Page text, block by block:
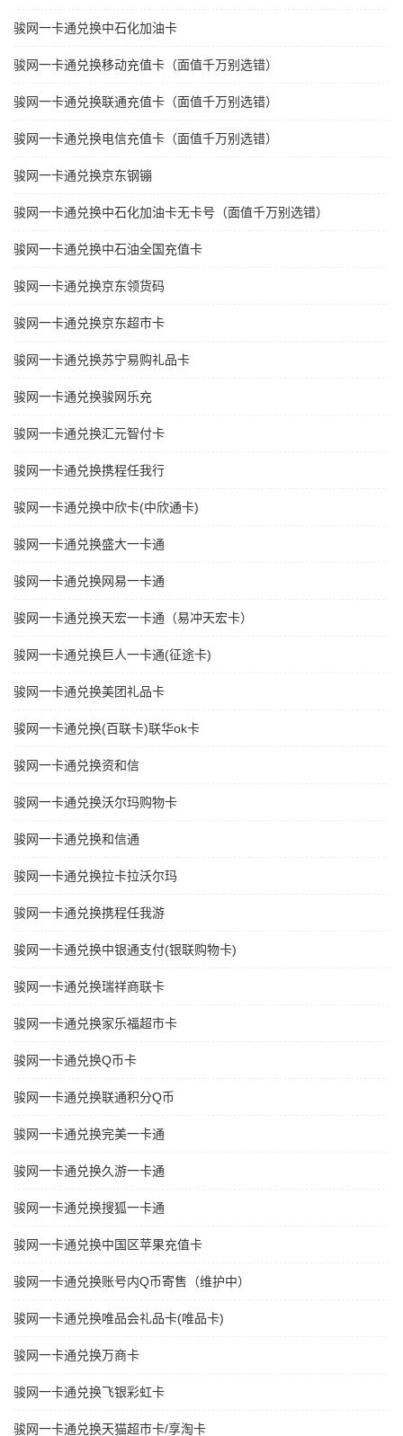
骏网一卡通兑换中石化加油卡
骏网一卡通兑换移动充值卡（面值千万别选错）
骏网一卡通兑换联通充值卡（面值千万别选错）
骏网一卡通兑换电信充值卡（面值千万别选错）
骏网一卡通兑换京东钢镚
骏网一卡通兑换中石化加油卡无卡号（面值千万别选错）
骏网一卡通兑换中石油全国充值卡
骏网一卡通兑换京东领货码
骏网一卡通兑换京东超市卡
骏网一卡通兑换苏宁易购礼品卡
骏网一卡通兑换骏网乐充
骏网一卡通兑换汇元智付卡
骏网一卡通兑换携程任我行
骏网一卡通兑换中欣卡(中欣通卡)
骏网一卡通兑换盛大一卡通
骏网一卡通兑换网易一卡通
骏网一卡通兑换天宏一卡通（易冲天宏卡）
骏网一卡通兑换巨人一卡通(征途卡)
骏网一卡通兑换美团礼品卡
骏网一卡通兑换(百联卡)联华ok卡
骏网一卡通兑换资和信
骏网一卡通兑换沃尔玛购物卡
骏网一卡通兑换和信通
骏网一卡通兑换拉卡拉沃尔玛
骏网一卡通兑换携程任我游
骏网一卡通兑换中银通支付(银联购物卡)
骏网一卡通兑换瑞祥商联卡
骏网一卡通兑换家乐福超市卡
骏网一卡通兑换Q币卡
骏网一卡通兑换联通积分Q币
骏网一卡通兑换完美一卡通
骏网一卡通兑换久游一卡通
骏网一卡通兑换搜狐一卡通
骏网一卡通兑换中国区苹果充值卡
骏网一卡通兑换账号内Q币寄售（维护中）
骏网一卡通兑换唯品会礼品卡(唯品卡)
骏网一卡通兑换万商卡
骏网一卡通兑换飞银彩虹卡
骏网一卡通兑换天猫超市卡/享淘卡